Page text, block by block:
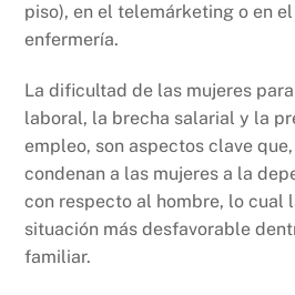
piso), en el telemárketing o en
enfermería.
La dificultad de las mujeres
laboral, la brecha salarial y la
empleo, son aspectos clave
condenan a las mujeres a la
con respecto al hombre, lo cual
situación más desfavorable
familiar.